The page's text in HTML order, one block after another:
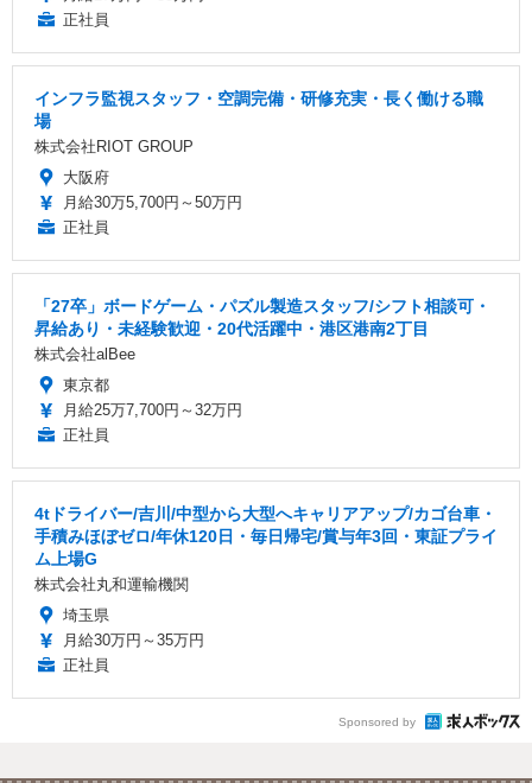
正社員
インフラ監視スタッフ・空調完備・研修充実・長く働ける職
場
株式会社RIOT GROUP
大阪府
月給30万5,700円～50万円
正社員
「27卒」ボードゲーム・パズル製造スタッフ/シフト相談可・
昇給あり・未経験歓迎・20代活躍中・港区港南2丁目
株式会社alBee
東京都
月給25万7,700円～32万円
正社員
4tドライバー/吉川/中型から大型へキャリアアップ/カゴ台車・
手積みほぼゼロ/年休120日・毎日帰宅/賞与年3回・東証プライ
ム上場G
株式会社丸和運輸機関
埼玉県
月給30万円～35万円
正社員
Sponsored by